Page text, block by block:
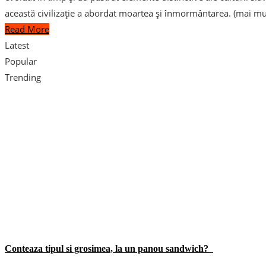
această civilizație a abordat moartea și înmormântarea. (mai
Read More
Latest
Popular
Trending
Conteaza tipul si grosimea, la un panou sandwich?